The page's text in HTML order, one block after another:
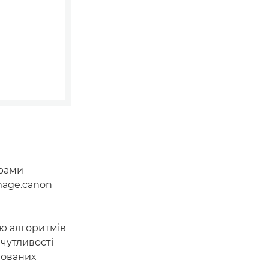
алгоритмів